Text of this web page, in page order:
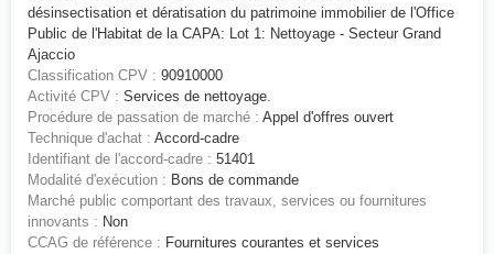
désinsectisation et dératisation du patrimoine immobilier de l'Office
Public de l'Habitat de la CAPA: Lot 1: Nettoyage - Secteur Grand
Ajaccio
Classification CPV : 90910000
Activité CPV : Services de nettoyage.
Procédure de passation de marché : Appel d'offres ouvert
Technique d'achat : Accord-cadre
Identifiant de l'accord-cadre : 51401
Modalité d'exécution : Bons de commande
Marché public comportant des travaux, services ou fournitures
innovants : Non
CCAG de référence : Fournitures courantes et services